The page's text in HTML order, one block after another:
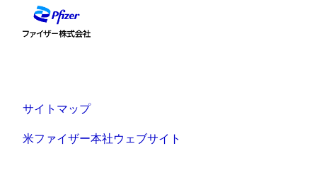
サイトマップ
米ファイザー本社ウェブサイト